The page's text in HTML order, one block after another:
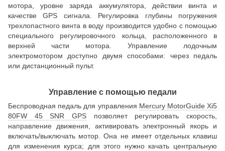
мотора, уровне заряда аккумулятора, действии винта и
качестве GPS сигнала. Регулировка глубины погружения
трехлопастного винта в воду производится удобно с помощью
специального регулировочного кольца, расположенного в
верхней части мотора. Управление лодочным
электромотором доступно двумя способами: через педаль
или дистанционный пульт.
Управление с помощью педали
Беспроводная педаль для управления Mercury MotorGuide Xi5
80FW 45 SNR GPS
позволяет регулировать скорость,
направление движения, активировать электронный якорь и
включать/выключать мотор. Она не имеет отдельных клавиш
для изменения курса; для этого нужно качать центральную